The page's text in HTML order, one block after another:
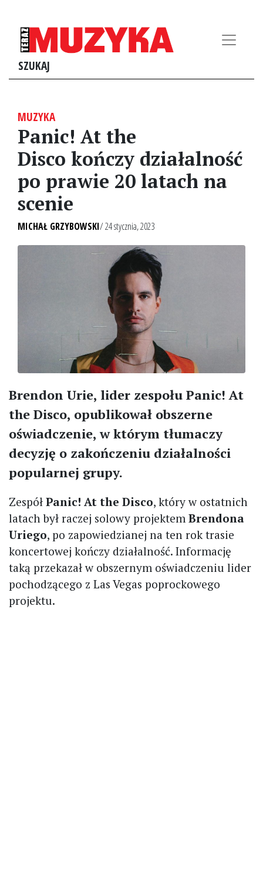
SZUKAJ
MUZYKA
Panic! At the
Disco kończy działalność
po prawie 20 latach na
scenie
MICHAŁ GRZYBOWSKI/ 24 stycznia, 2023
Brendon Urie, lider zespołu Panic! At
the Disco, opublikował obszerne
oświadczenie, w którym tłumaczy
decyzję o zakończeniu działalności
popularnej grupy.
Zespół Panic! At the Disco, który w ostatnich
latach był raczej solowy projektem Brendona
Uriego, po zapowiedzianej na ten rok trasie
koncertowej kończy działalność. Informację
taką przekazał w obszernym oświadczeniu lider
pochodzącego z Las Vegas poprockowego
projektu.